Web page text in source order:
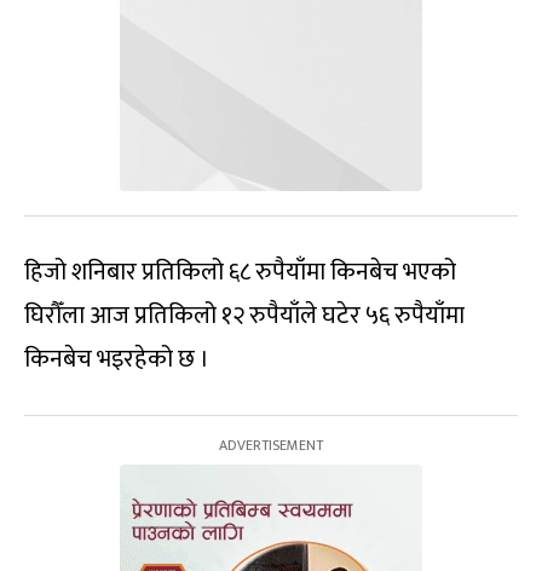
हिजो शनिबार प्रतिकिलो ६८ रुपैयाँमा किनबेच भएको
घिरौँला आज प्रतिकिलो १२ रुपैयाँले घटेर ५६ रुपैयाँमा
किनबेच भइरहेको छ ।